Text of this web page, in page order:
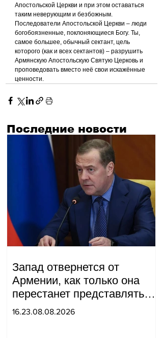
Апостольской Церкви и при этом оставаться
таким неверующим и безбожным.
Последователи Апостольской Церкви – люди
богобоязненные, поклоняющиеся Богу. Ты,
самое большее, обычный сектант, цель
которого (как и всех сектантов) – разрушить
Армянскую Апостольскую Святую Церковь и
проповедовать вместо неё свои искажённые
ценности.
Последние новости
Запад отвернется от
Армении, как только она
перестанет представлять
для него интерес как
16.23.08.08.2026